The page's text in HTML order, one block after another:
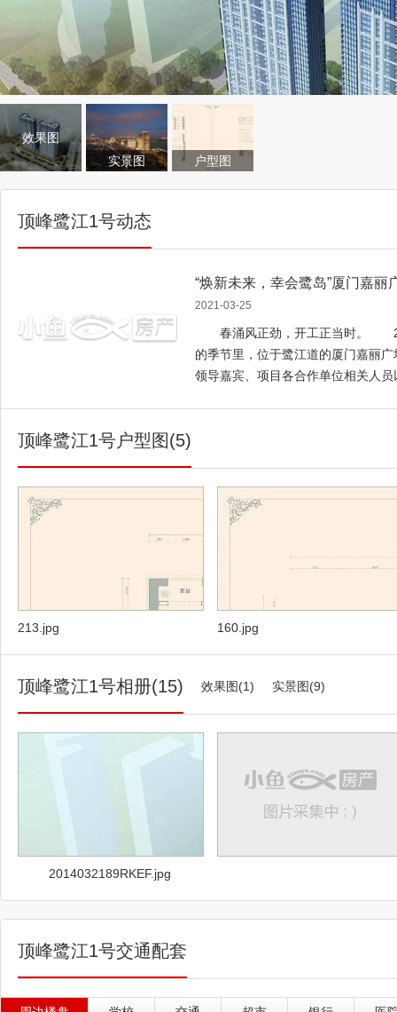
效果图
实景图
户型图
顶峰鹭江1号动态
“焕新未来，幸会鹭岛”厦门嘉
2021-03-25
春涌风正劲，开工正当时。
的季节里，位于鹭江道的厦门嘉丽
领导嘉宾、项目各合作单位相关人
体的综合性商业体，项目总投资
中，陈国辉总裁也表达了未来对于
的施工管理运作程序，目前顶峰在
期和嘉丽一期（顶峰鹭江1号）。
体同仁的努力下，嘉丽二期将成为
能更好为提升城市形象做出一份
中，所有领导上台共同合影，气
计2025年5月1日开业，而酒店预
言，厦门嘉丽广场二期的开工又将
市标杆！
顶峰鹭江1号户型图(5)
213.jpg 160.jpg
顶峰鹭江1号相册(15) 效果图(1) 实景图(9)
2014032189RKEF.jpg
顶峰鹭江1号交通配套